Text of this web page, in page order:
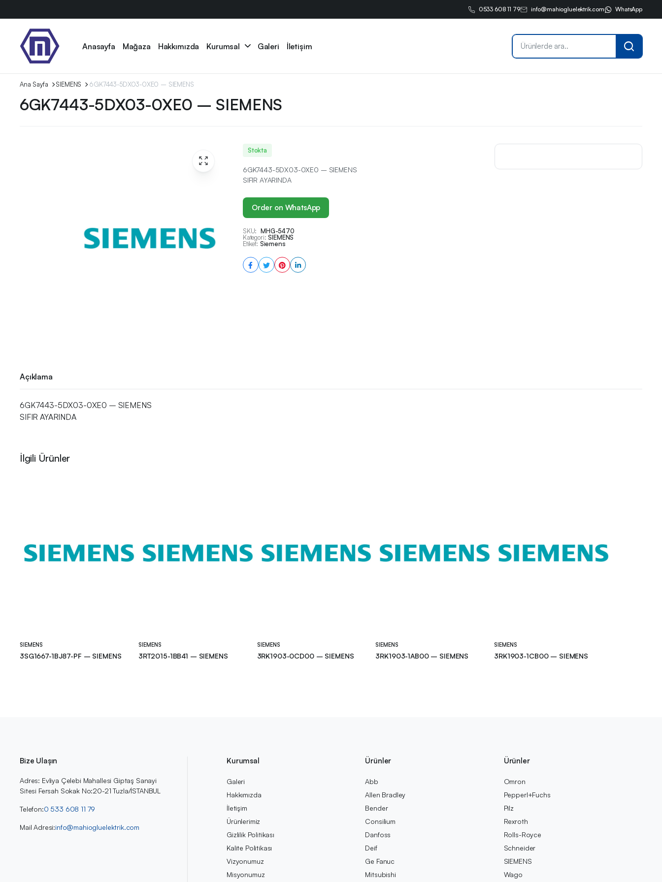
0533 608 11 79 info@mahiogluelektrik.com WhatsApp
Anasayfa Mağaza Hakkımızda Kurumsal Galeri İletişim
Ana Sayfa SIEMENS 6GK7443-5DX03-0XE0 – SIEMENS
6GK7443-5DX03-0XE0 – SIEMENS
Stokta
6GK7443-5DX03-0XE0 – SIEMENS
SIFIR AYARINDA
Order on WhatsApp
SKU: MHG-5470
Kategori: SIEMENS
Etiket: Siemens
Açıklama
6GK7443-5DX03-0XE0 – SIEMENS
SIFIR AYARINDA
İlgili Ürünler
SIEMENS
3SG1667-1BJ87-PF – SIEMENS
SIEMENS
3RT2015-1BB41 – SIEMENS
SIEMENS
3RK1903-0CD00 – SIEMENS
SIEMENS
3RK1903-1AB00 – SIEMENS
SIEMENS
3RK1903-1CB00 – SIEMENS
Bize Ulaşın
Adres: Evliya Çelebi Mahallesi Giptaş Sanayi
Sitesi Fersah Sokak No:20-21 Tuzla/İSTANBUL
Telefon:0 533 608 11 79
Mail Adresi:info@mahiogluelektrik.com
Kurumsal
Galeri
Hakkımızda
İletişim
Ürünlerimiz
Gizlilik Politikası
Kalite Politikası
Vizyonumuz
Misyonumuz
Ürünler
Abb
Allen Bradley
Bender
Consilium
Danfoss
Deif
Ge Fanuc
Mitsubishi
Ürünler
Omron
Pepperl+Fuchs
Pilz
Rexroth
Rolls-Royce
Schneider
SIEMENS
Wago